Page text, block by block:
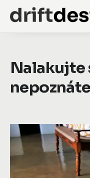
Nalakujte